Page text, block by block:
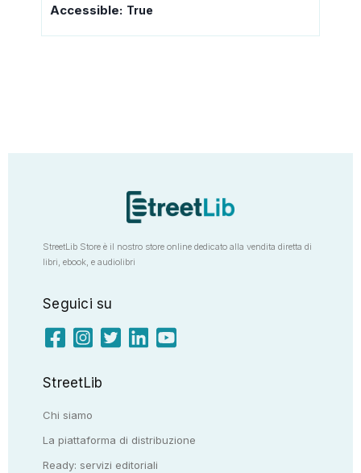
Accessible: True
StreetLib Store è il nostro store online dedicato alla vendita diretta di
libri, ebook, e audiolibri
Seguici su
StreetLib
Chi siamo
La piattaforma di distribuzione
Ready: servizi editoriali